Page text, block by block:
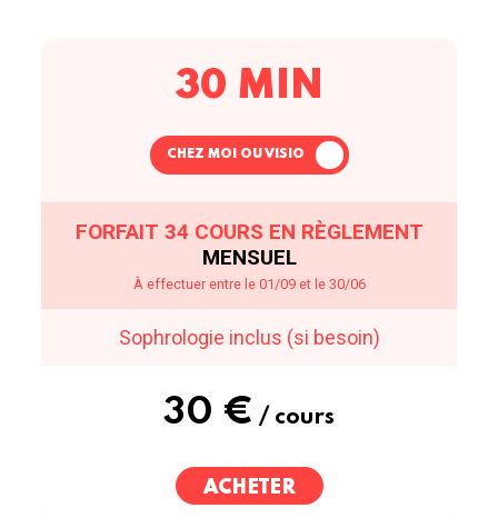
30 MIN
CHEZ MOI OU VISIO
FORFAIT 34 COURS EN RÈGLEMENT
MENSUEL
À effectuer entre le 01/09 et le 30/06
Sophrologie inclus (si besoin)
30 € / cours
ACHETER